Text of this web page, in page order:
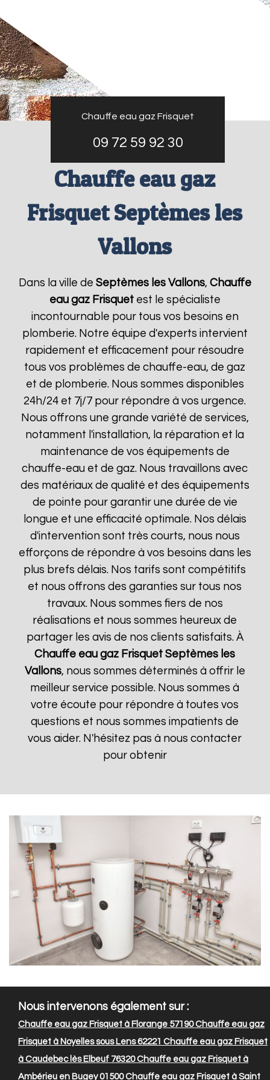
Chauffe eau gaz Frisquet
09 72 59 92 30
Chauffe eau gaz
Frisquet Septèmes les
Vallons
Dans la ville de Septèmes les Vallons, Chauffe
eau gaz Frisquetest le spécialiste
incontournable pour tous vos besoins en
plomberie. Notre équipe d'experts intervient
rapidement et efficacement pour résoudre
tous vos problèmes de chauffe-eau, de gaz
et de plomberie. Nous sommes disponibles
24h/24 et 7j/7 pour répondre à vos urgence.
Nous offrons une grande variété de services,
notamment l'installation, la réparation et la
maintenance de vos équipements de
chauffe-eau et de gaz. Nous travaillons avec
des matériaux de qualité et des équipements
de pointe pour garantir une durée de vie
longue et une efficacité optimale. Nos délais
d'intervention sont très courts, nous nous
efforçons de répondre à vos besoins dans les
plus brefs délais. Nos tarifs sont compétitifs
et nous offrons des garanties sur tous nos
travaux. Nous sommes fiers de nos
réalisations et nous sommes heureux de
partager les avis de nos clients satisfaits. À
Chauffe eau gaz Frisquet Septèmes les
Vallons, nous sommes déterminés à offrir le
meilleur service possible. Nous sommes à
votre écoute pour répondre à toutes vos
questions et nous sommes impatients de
vous aider. N'hésitez pas à nous contacter
pour obtenir
Nous intervenons également sur :
Chauffe eau gaz Frisquet à Florange 57190Chauffe eau gaz
Frisquet à Noyelles sous Lens 62221 Chauffe eau gaz Frisquet
à Caudebec lès Elbeuf 76320Chauffe eau gaz Frisquet à
Ambérieu en Bugey 01500Chauffe eau gaz Frisquet à Saint